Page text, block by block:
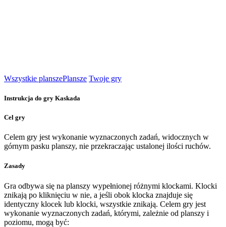
Wszystkie planszePlansze Twoje gry
Instrukcja do gry Kaskada
Cel gry
Celem gry jest wykonanie wyznaczonych zadań, widocznych w
górnym pasku planszy, nie przekraczając ustalonej ilości ruchów.
Zasady
Gra odbywa się na planszy wypełnionej różnymi klockami. Klocki
znikają po kliknięciu w nie, a jeśli obok klocka znajduje się
identyczny klocek lub klocki, wszystkie znikają. Celem gry jest
wykonanie wyznaczonych zadań, którymi, zależnie od planszy i
poziomu, mogą być: